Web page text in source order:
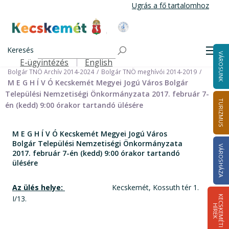
tartalomra
Ugrás a fő tartalomhoz
Kecskemét Város Honlapja
Keresés
Felső navigáció
E-ügyintézés English VÁROSUNK
TURIZMUS
VÁROSHÁZA
K
E
C
S
K
E
M
É
T
I
HÍ
R
E
K
Önkormányzat
Nemzetiségi Önkormányzatok
Bolgár Települési Nemzetiségi Önkormányzat
Bolgár TNÖ Archív 2014-2024
Bolgár TNÖ meghívói 2014-2019
M E G H Í V Ó Kecskemét Megyei Jogú Város Bolgár
Települési Nemzetiségi Önkormányzata 2017. február 7-
én (kedd) 9:00 órakor tartandó ülésére
M E G H Í V Ó Kecskemét Megyei Jogú Város
Bolgár Települési Nemzetiségi Önkormányzata
2017. február 7-én (kedd) 9:00 órakor tartandó
ülésére
Az ülés helye:
Kecskemét, Kossuth tér 1.
I/13.